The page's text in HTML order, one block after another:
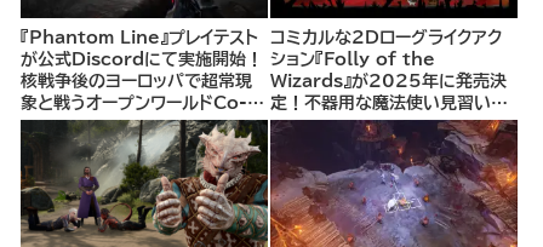
『Phantom Line』プレイテスト
が公式Discordにて実施開始！
核戦争後のヨーロッパで超常現
象と戦うオープンワールドCo-
opシューター
コミカルな2Dローグライクアク
ション『Folly of the
Wizards』が2025年に発売決
定！不器用な魔法使い見習いと
して、ランダム生成ダンジョンを
探索し、世界を救う冒険へ。